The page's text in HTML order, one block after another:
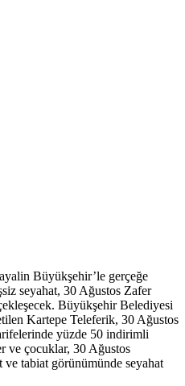
Büyükşehir’le gerçeğe
seyahat, 30 Ağustos Zafer
Büyükşehir Belediyesi
Kartepe Teleferik, 30 Ağustos
yüzde 50 indirimli
ve çocuklar, 30 Ağustos
ve tabiat görünümünde seyahat